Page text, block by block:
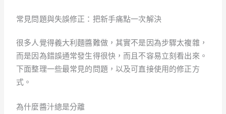
常見問題與失誤修正：把新手痛點一次解決
很多人覺得義大利麵醬難做，其實不是因為步驟太複雜，
而是因為錯誤通常發生得很快，而且不容易立刻看出來。
下面整理一些最常見的問題，以及可直接使用的修正方
式。
為什麼醬汁總是分離